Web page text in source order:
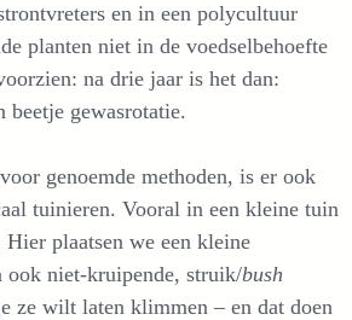
en in een polycultuur
planten niet in de voedselbehoefte
na drie jaar is het dan:
beetje gewasrotatie.
genoemde methoden, is er ook
tuinieren. Vooral in een kleine tuin
plaatsen we een kleine
ook niet-kruipende, struik/bush
ze wilt laten klimmen – en dat doen